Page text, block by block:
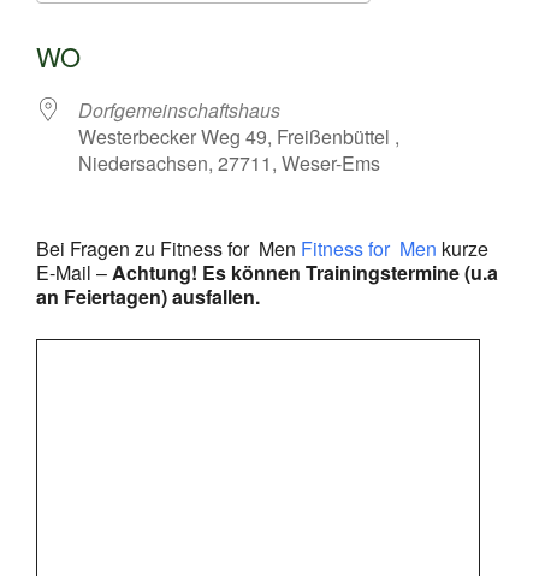
WO
Dorfgemeinschaftshaus
Westerbecker Weg 49, Freißenbüttel ,
Niedersachsen, 27711, Weser-Ems
Bei Fragen zu Fitness for Men Fitness for Men kurze
E-Mail – Achtung! Es können Trainingstermine (u.a
an Feiertagen) ausfallen.